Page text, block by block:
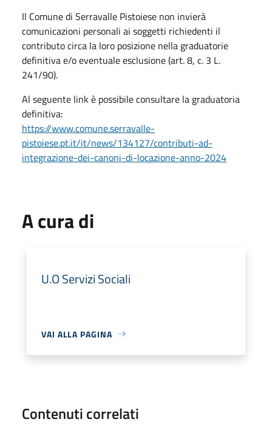
Il Comune di Serravalle Pistoiese non invierà
comunicazioni personali ai soggetti richiedenti il
contributo circa la loro posizione nella graduatorie
definitiva e/o eventuale esclusione (art. 8, c. 3 L.
241/90).
Al seguente link è possibile consultare la graduatoria
definitiva:
https://www.comune.serravalle-
pistoiese.pt.it/it/news/134127/contributi-ad-
integrazione-dei-canoni-di-locazione-anno-2024
A cura di
U.O Servizi Sociali
VAI ALLA PAGINA
Contenuti correlati